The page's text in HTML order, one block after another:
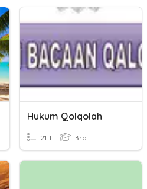
Hukum Qolqolah
21 T 3rd